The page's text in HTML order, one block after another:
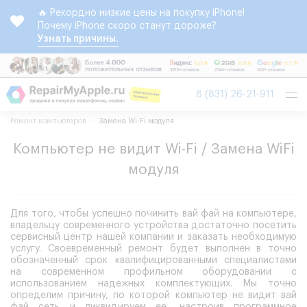
🔥 Рекордно низкие цены на покупку iPhone!
Почему iPhone скоро станут дороже?
Узнать причины.
8 (831) 26-21-911
Ремонт компьютеров Замена Wi-Fi модуля
Компьютер не видит Wi-Fi / Замена WiFi
модуля
Для того, чтобы успешно починить вай фай на компьютере,
владельцу современного устройства достаточно посетить
сервисный центр нашей компании и заказать необходимую
услугу. Своевременный ремонт будет выполнен в точно
обозначенный срок квалифицированными специалистами
на современном профильном оборудовании с
использованием надежных комплектующих. Мы точно
определим причину, по которой компьютер не видит вай